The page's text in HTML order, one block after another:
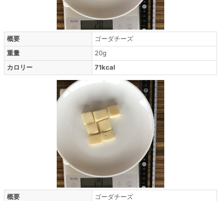
概要
ゴーダチーズ
重量
20g
カロリー
71kcal
概要
ゴーダチーズ